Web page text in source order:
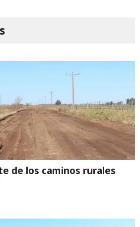
de los caminos rurales